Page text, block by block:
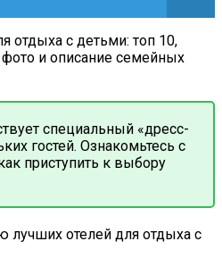
специальный «дресс-
гостей. Ознакомьтесь с
приступить к выбору
отелей для отдыха с